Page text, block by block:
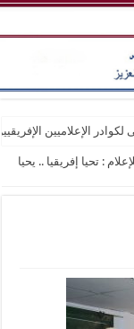
لكوادر الإعلاميين
: تحيا إفريقيا .. يحيا